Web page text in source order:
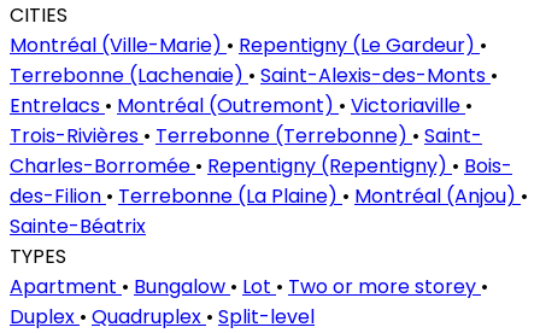
CITIES
Montréal (Ville-Marie) • Repentigny (Le Gardeur) •
Terrebonne (Lachenaie) • Saint-Alexis-des-Monts •
Entrelacs • Montréal (Outremont) • Victoriaville •
Trois-Rivières • Terrebonne (Terrebonne) • Saint-
Charles-Borromée • Repentigny (Repentigny) • Bois-
des-Filion • Terrebonne (La Plaine) • Montréal (Anjou) •
Sainte-Béatrix
TYPES
Apartment • Bungalow • Lot • Two or more storey •
Duplex • Quadruplex • Split-level